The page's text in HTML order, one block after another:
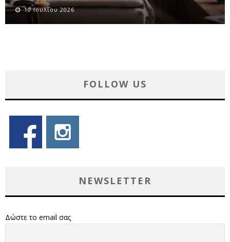
10 Ιουλίου 2026
FOLLOW US
NEWSLETTER
Δώστε το email σας